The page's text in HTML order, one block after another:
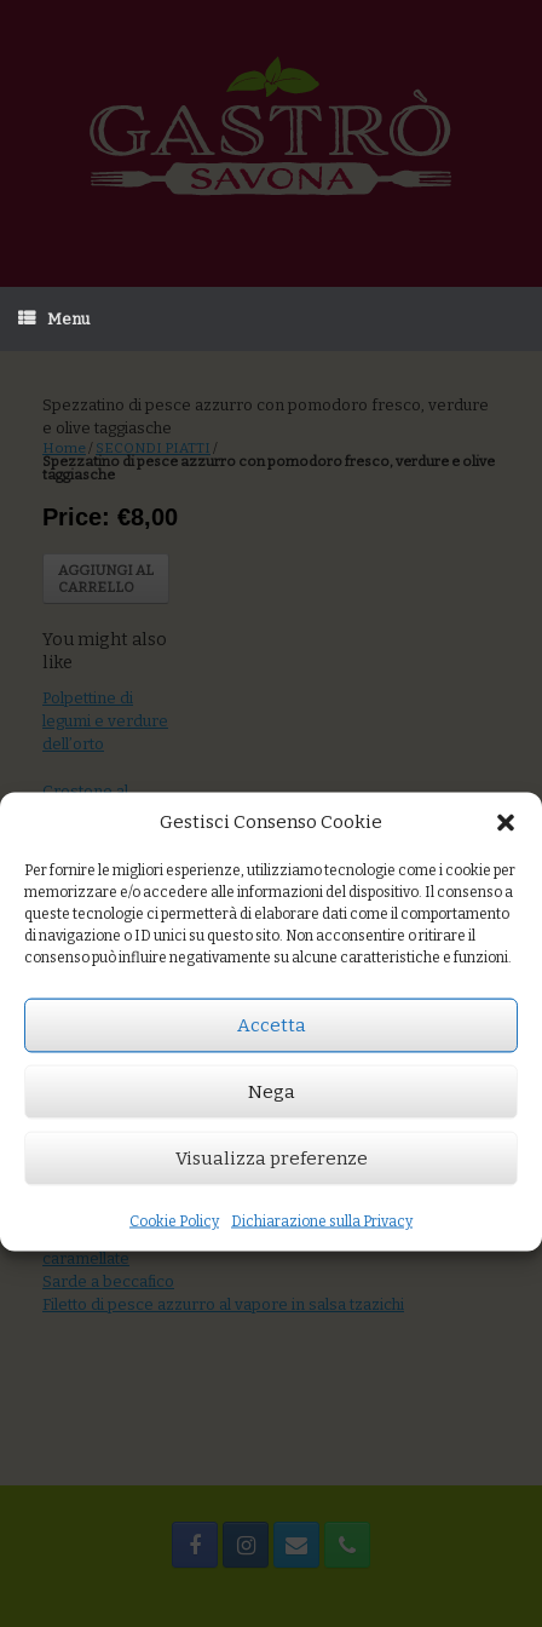
Gestisci Consenso Cookie
Per fornire le migliori esperienze, utilizziamo tecnologie come i cookie per
memorizzare e/o accedere alle informazioni del dispositivo. Il consenso a
queste tecnologie ci permetterà di elaborare dati come il comportamento
di navigazione o ID unici su questo sito. Non acconsentire o ritirare il
consenso può influire negativamente su alcune caratteristiche e funzioni.
Accetta
Nega
Visualizza preferenze
Cookie Policy Dichiarazione sulla Privacy
Menu
Spezzatino di pesce azzurro con pomodoro fresco, verdure
e olive taggiasche
Home / SECONDI PIATTI /
Spezzatino di pesce azzurro con pomodoro fresco, verdure e olive
taggiasche
AGGIUNGI AL CARRELLO
You might also like
scaloppa di baccalà agli aromi con carciofi e cipolle rosse
caramellate
Sarde a beccafico
Filetto di pesce azzurro al vapore in salsa tzazichi
Price: €8,00
AGGIUNGI AL
CARRELLO
You might also
like
Polpettine di
legumi e verdure
dell’orto
Crostone al
azzurro scottato
Burger di polpo,
patate al forno,
insalatina e
ketchup “home